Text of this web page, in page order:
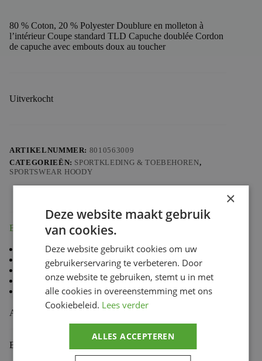
80 % Coton, 20 % Polyester Doublure en molleton à
l’intérieur Coupe standard TLD Capuche doublée Cordon
de capuche avec embouts doux au toucher
Uitverkocht
ARTIKELNUMMER: 8010563009
CATEGORIEËN: SPORTKLEDING & TOEBEHOREN,
SPORTSWEAR HOODY
Beschrijving
80 % Coton, 20 % Polyester
Doublure en molleton à l’intérieur
Coupe standard TLD
Capuche doublée
Cordon de capuche avec embouts doux au toucher
Aanvullende informatie
Beoordelingen (0)
×
Deze website maakt gebruik
van cookies.
Deze website gebruikt cookies om uw
gebruikerservaring te verbeteren. Door
onze website te gebruiken, stemt u in met
alle cookies in overeenstemming met ons
Cookiebeleid. Lees verder
ALLES ACCEPTEREN